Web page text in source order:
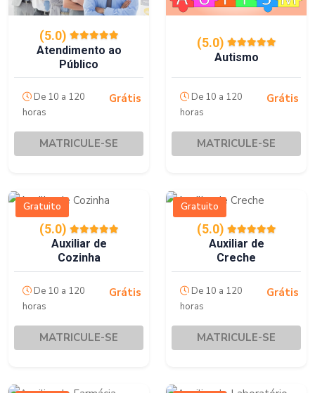
(5.0)
Atendimento ao
Público
De 10 a 120
horas
Grátis
MATRICULE-SE
(5.0)
Autismo
De 10 a 120
horas
Grátis
MATRICULE-SE
Gratuito
(5.0)
Auxiliar de
Cozinha
De 10 a 120
horas
Grátis
MATRICULE-SE
Gratuito
(5.0)
Auxiliar de
Creche
De 10 a 120
horas
Grátis
MATRICULE-SE